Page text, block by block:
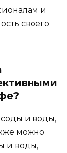
и
своего
соды и воды,
можно
и воды,